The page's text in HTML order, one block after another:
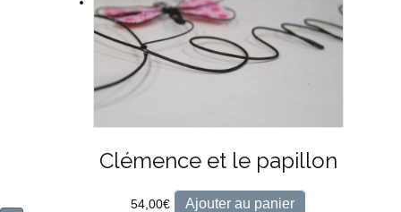
Clémence et le papillon
54,00€ Ajouter au panier